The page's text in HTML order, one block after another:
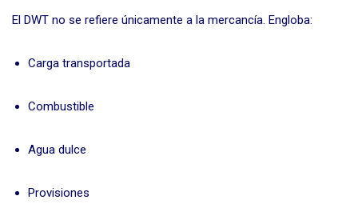
El DWT no se refiere únicamente a la mercancía. Engloba:
Carga transportada
Combustible
Agua dulce
Provisiones